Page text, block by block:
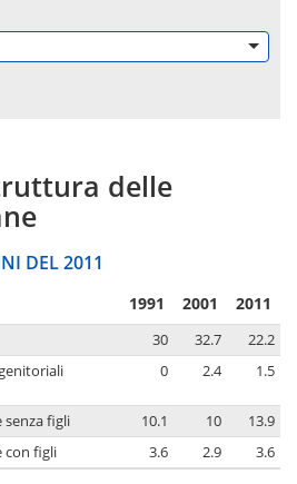
delle
DEL 2011
1991 2001 2011
30 32.7
22.2
0 2.4 1.5
senza figli 10.1 10
13.9
con figli
3.6 2.9 3.6